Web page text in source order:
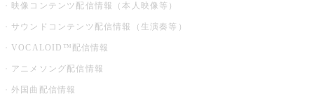
映像コンテンツ配信情報（本人映像等）
サウンドコンテンツ配信情報（生演奏等）
VOCALOID™配信情報
アニメソング配信情報
外国曲配信情報